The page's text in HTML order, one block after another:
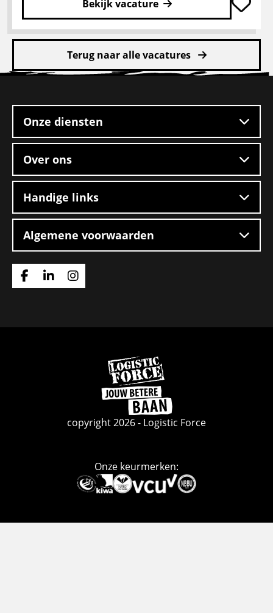
Bekijk vacature
Lees
meer
Chauffeur
Terug naar alle vacatures
footer
Onze diensten
Over ons
Handige links
Algemene voorwaarden
Ga
Ga
Ga
Ga
naar
de
homepage
copyright 2026 - Logistic Force
Onze keurmerken:
Deze
link
naar